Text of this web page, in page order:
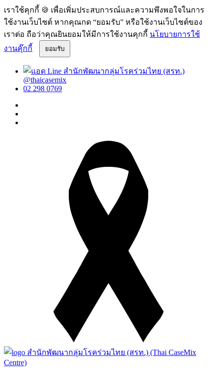
เราใช้คุกกี้ 🍪 เพื่อเพิ่มประสบการณ์และความพึงพอใจในการ
ใช้งานเว็บไซต์ หากคุณกด “ยอมรับ” หรือใช้งานเว็บไซต์ของ
เราต่อ ถือว่าคุณยินยอมให้มีการใช้งานคุกกี้ นโยบายการใช้
งานคุ๊กกี้
ยอมรับ
@thaicasemix
02 298 0769